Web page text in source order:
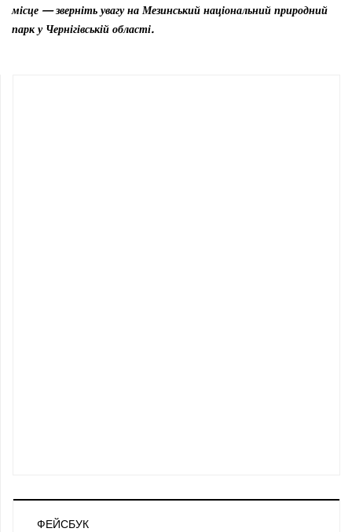
місце — зверніть увагу на Мезинський національний природний
парк у Чернігівській області.
ФЕЙСБУК